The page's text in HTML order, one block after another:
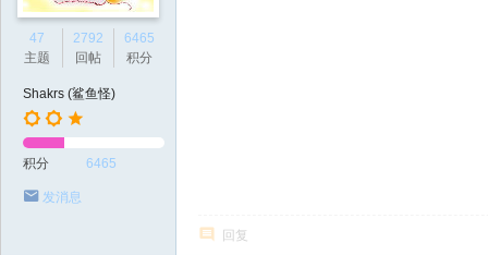
47
主题
2792
回帖
6465
积分
Shakrs (鲨鱼怪)
积分 6465
发消息
回复